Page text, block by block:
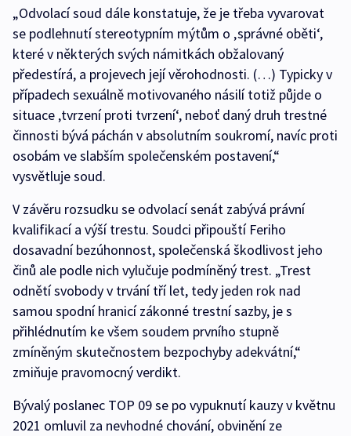
„Odvolací soud dále konstatuje, že je třeba vyvarovat
se podlehnutí stereotypním mýtům o ‚správné oběti‘,
které v některých svých námitkách obžalovaný
předestírá, a projevech její věrohodnosti. (…) Typicky v
případech sexuálně motivovaného násilí totiž půjde o
situace ‚tvrzení proti tvrzení‘, neboť daný druh trestné
činnosti bývá páchán v absolutním soukromí, navíc proti
osobám ve slabším společenském postavení,“
vysvětluje soud.
V závěru rozsudku se odvolací senát zabývá právní
kvalifikací a výší trestu. Soudci připouští Feriho
dosavadní bezúhonnost, společenská škodlivost jeho
činů ale podle nich vylučuje podmíněný trest. „Trest
odnětí svobody v trvání tří let, tedy jeden rok nad
samou spodní hranicí zákonné trestní sazby, je s
přihlédnutím ke všem soudem prvního stupně
zmíněným skutečnostem bezpochyby adekvátní,“
zmiňuje pravomocný verdikt.
Bývalý poslanec TOP 09 se po vypuknutí kauzy v květnu
2021 omluvil za nevhodné chování, obvinění ze